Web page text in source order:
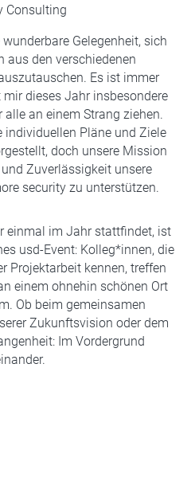
Consulting
Gelegenheit, sich
aus den verschiedenen
Es ist immer
dieses Jahr insbesondere
an einem Strang ziehen.
individuellen Pläne und Ziele
doch unsere Mission
Zuverlässigkeit unsere
security zu unterstützen.
einmal im Jahr stattfindet, ist
usd-Event: Kolleg*innen, die
Projektarbeit kennen, treffen
einem ohnehin schönen Ort
Ob beim gemeinsamen
Zukunftsvision oder dem
Im Vordergrund